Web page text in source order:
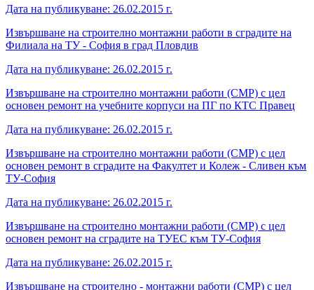
Дата на публикуване: 26.02.2015 г.
Извършване на строително монтажни работи в сградите на
Филиала на ТУ - София в град Пловдив
Дата на публикуване: 26.02.2015 г.
Извършване на строително монтажни работи (СМР) с цел
основен ремонт на учебните корпуси на ПГ по КТС Правец
Дата на публикуване: 26.02.2015 г.
Извършване на строително монтажни работи (СМР) с цел
основен ремонт в сградите на Факултет и Колеж - Сливен към
ТУ-София
Дата на публикуване: 26.02.2015 г.
Извършване на строително монтажни работи (СМР) с цел
основен ремонт на сградите на ТУЕС към ТУ-София
Дата на публикуване: 26.02.2015 г.
Извършване на строително - монтажни работи (СМР) с цел